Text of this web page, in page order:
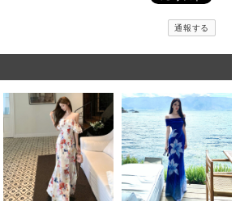
通報する